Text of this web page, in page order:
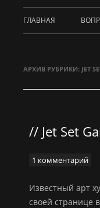
ГЛАВНАЯ
АРХИВ РУБРИКИ: JET
Jet Set
1 комментарий
Известный арт
своей странице в